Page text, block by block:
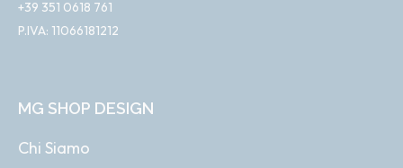
+39 351 0618 761
P.IVA: 11066181212
MG SHOP DESIGN
Chi Siamo